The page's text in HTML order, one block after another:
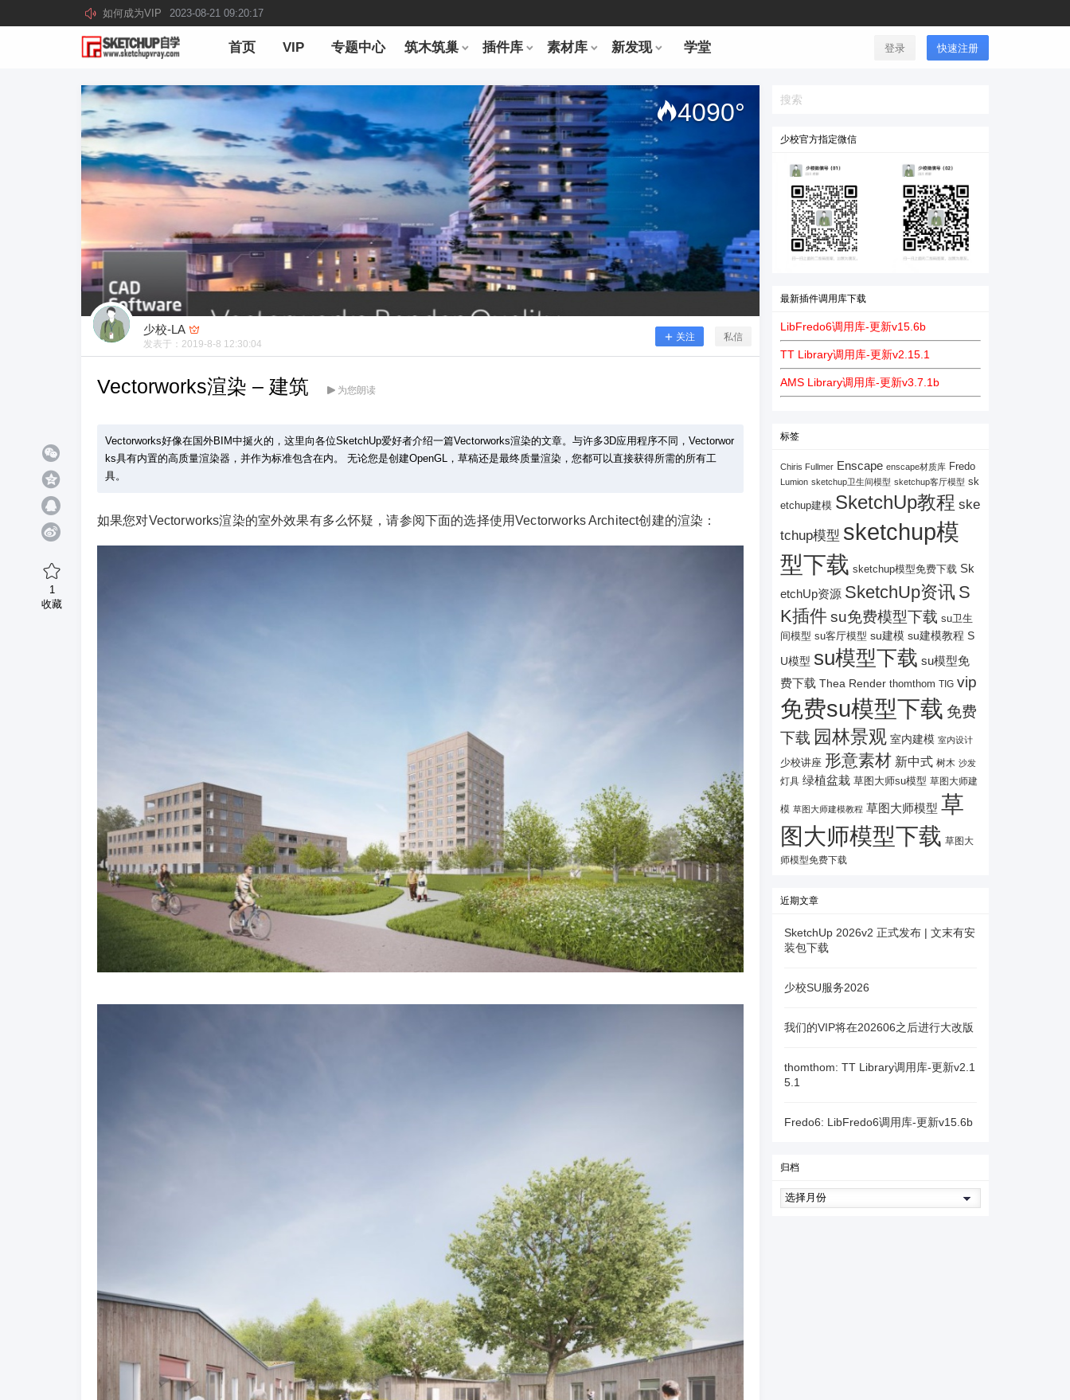
如何成为VIP 2023-08-21 09:20:17
首页 VIP 专题中心 筑木筑巢 插件库 素材库 新发现 学堂 登录 快速注册
4090°
少校-LA
发表于： 2019-8-8 12:30:04
关注 私信
Vectorworks渲染 – 建筑 为您朗读
Vectorworks好像在国外BIM中挻火的，这里向各位SketchUp爱好者介绍一篇Vectorworks渲染的文章。与许多3D应用程序不同，Vectorwor
ks具有内置的高质量渲染器，并作为标准包含在内。 无论您是创建OpenGL，草稿还是最终质量渲染，您都可以直接获得所需的所有工
具。
如果您对Vectorworks渲染的室外效果有多么怀疑，请参阅下面的选择使用Vectorworks Architect创建的渲染：
1
收藏
少校官方指定微信
最新插件调用库下载
LibFredo6调用库-更新v15.6b
TT Library调用库-更新v2.15.1
AMS Library调用库-更新v3.7.1b
标签
Chiris Fullmer Enscape enscape材质库 Fredo
Lumion sketchup卫生间模型 sketchup客厅模型 sk
etchup建模 SketchUp教程 ske
tchup模型 sketchup模
型下载 sketchup模型免费下载 Sk
etchUp资源 SketchUp资讯 S
K插件su免费模型下载 su卫生
间模型 su客厅模型 su建模 su建模教程 S
U模型 su模型下载 su模型免
费下载 Thea Render thomthom TIG vip
免费su模型下载 免费
下载 园林景观 室内建模 室内设计
少校讲座 形意素材 新中式 树木 沙发
灯具 绿植盆栽 草图大师su模型 草图大师建
模 草图大师建模教程 草图大师模型 草
图大师模型下载 草图大
师模型免费下载
近期文章
SketchUp 2026v2 正式发布 | 文末有安
装包下载
少校SU服务2026
我们的VIP将在202606之后进行大改版
thomthom: TT Library调用库-更新v2.1
5.1
Fredo6: LibFredo6调用库-更新v15.6b
归档